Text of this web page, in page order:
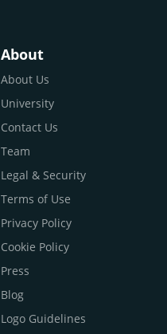
About
About Us
University
Contact Us
Team
Legal & Security
Terms of Use
Privacy Policy
Cookie Policy
Press
Blog
Logo Guidelines